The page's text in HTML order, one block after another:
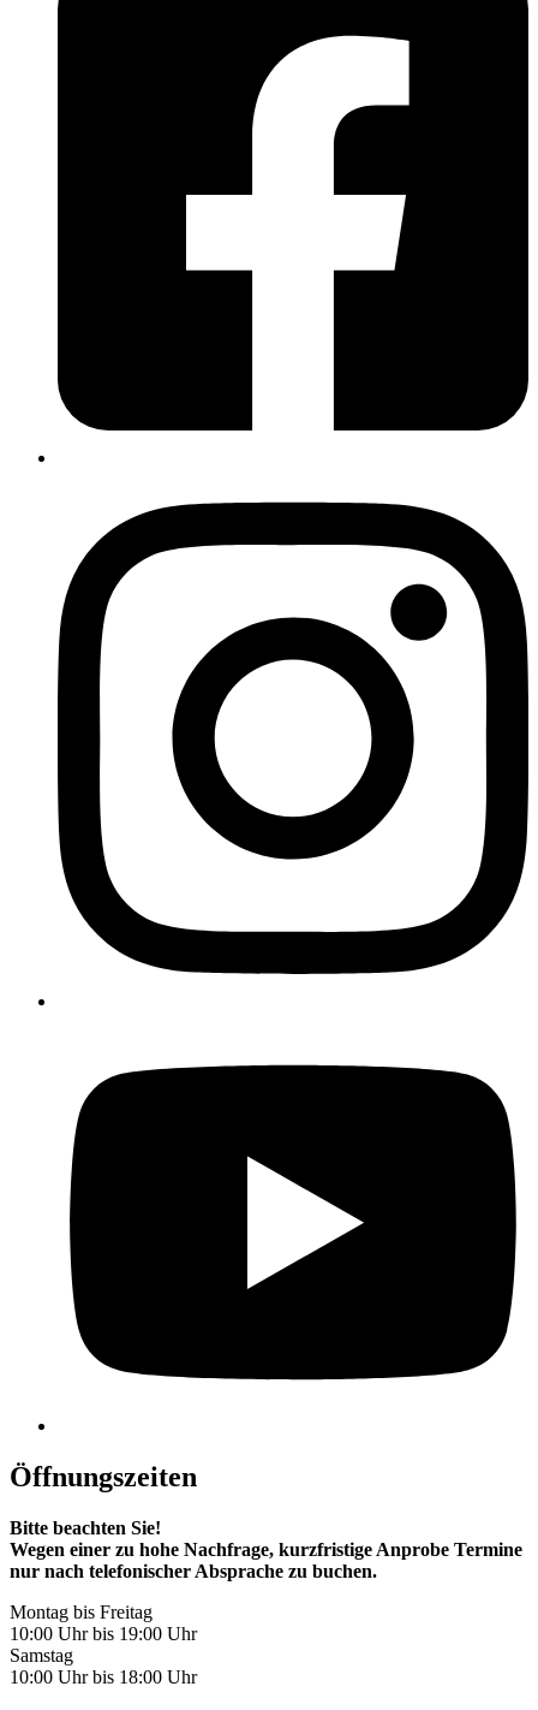
Öffnungszeiten
Bitte beachten Sie!
Wegen einer zu hohe Nachfrage, kurzfristige Anprobe Termine
nur nach telefonischer Absprache zu buchen.
Montag bis Freitag
10:00 Uhr bis 19:00 Uhr
Samstag
10:00 Uhr bis 18:00 Uhr